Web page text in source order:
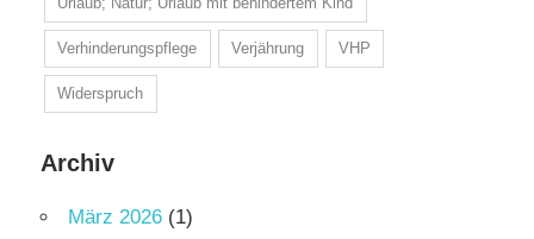
Verhinderungspflege Verjährung VHP
Widerspruch
Archiv
März 2026 (1)